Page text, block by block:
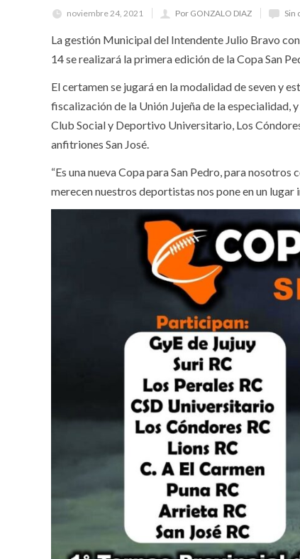
noviembre 24, 2021 Por GONZALO DIAZ Sin
La gestión Municipal del Intendente Julio Bravo
14 se realizará la primera edición de la Copa San
El certamen se jugará en la modalidad de seven y
fiscalización de la Unión Jujeña de la especialidad,
Club Social y Deportivo Universitario, Los
anfitriones San José.
“Es una nueva Copa para San Pedro, para
merecen nuestros deportistas nos pone en un